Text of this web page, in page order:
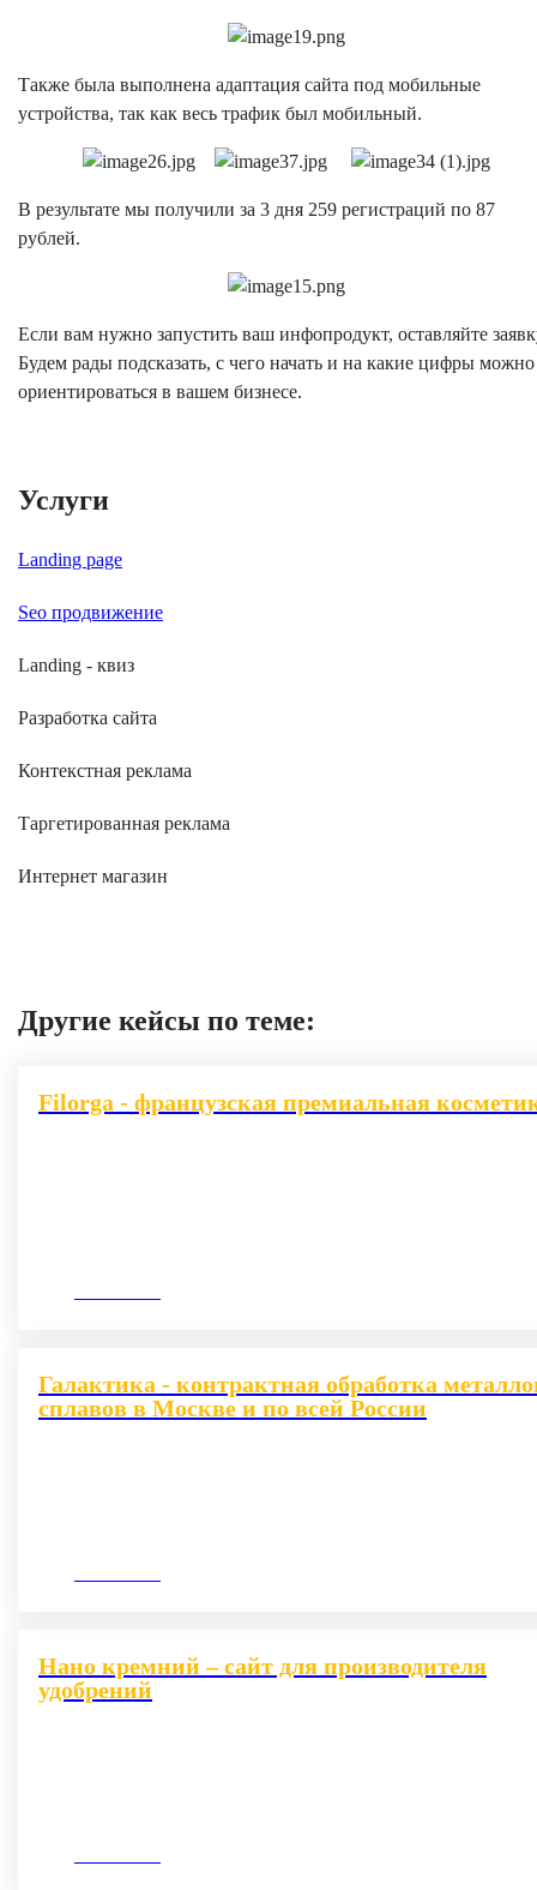
Также была выполнена адаптация сайта под мобильные
устройства, так как весь трафик был мобильный.
В результате мы получили за 3 дня 259 регистраций по 87
рублей.
Если вам нужно запустить ваш инфопродукт, оставляйте
Будем рады подсказать, с чего начать и на какие цифры можно
ориентироваться в вашем бизнесе.
Услуги
Landing page
Seo продвижение
Landing - квиз
Разработка сайта
Контекстная реклама
Таргетированная реклама
Интернет магазин
Другие кейсы по теме:
Filorga - французская премиальная
Галактика - контрактная обработка
сплавов в Москве и по всей России
Нано кремний – сайт для производителя
удобрений